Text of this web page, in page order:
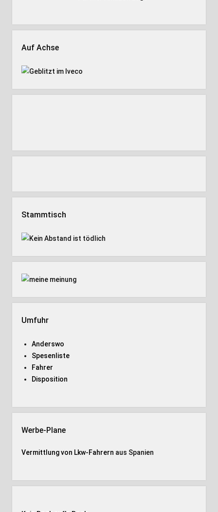
Auf Achse
Stammtisch
Umfuhr
Anderswo
Spesenliste
Fahrer
Disposition
Werbe-Plane
Vermittlung von Lkw-Fahrern aus Spanien